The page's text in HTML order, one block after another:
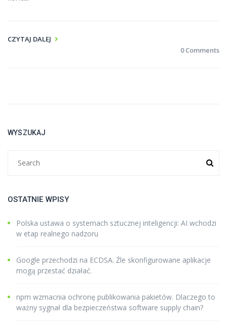
CZYTAJ DALEJ
0 Comments
WYSZUKAJ
OSTATNIE WPISY
Polska ustawa o systemach sztucznej inteligencji: AI wchodzi
w etap realnego nadzoru
Google przechodzi na ECDSA. Źle skonfigurowane aplikacje
mogą przestać działać.
npm wzmacnia ochronę publikowania pakietów. Dlaczego to
ważny sygnał dla bezpieczeństwa software supply chain?